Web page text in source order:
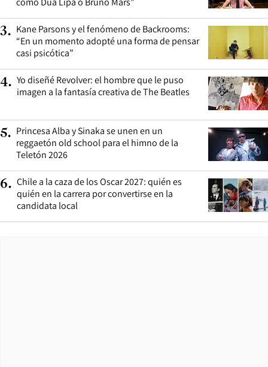
3. Kane Parsons y el fenómeno de Backrooms:
“En un momento adopté una forma de pensar
casi psicótica”
4. Yo diseñé Revolver: el hombre que le puso
imagen a la fantasía creativa de The Beatles
5. Princesa Alba y Sinaka se unen en un
reggaetón old school para el himno de la
Teletón 2026
6. Chile a la caza de los Oscar 2027: quién es
quién en la carrera por convertirse en la
candidata local